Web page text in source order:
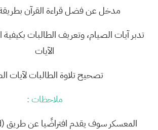
مدخل عن فضل قراءة القرآن
تدبر آيات الصيام، وتعريف الطالبات
الآيات
تصحيح تلاوة الطالبات لآيات
ملاحظات :
المعسكر سوف يقدم افتراضًيا عن طريق (Blackboard)